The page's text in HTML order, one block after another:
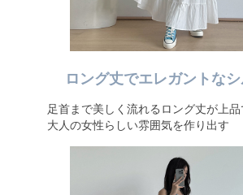
ロング丈でエレガントな
足首まで美しく流れるロング丈が上
大人の女性らしい雰囲気を作り出す